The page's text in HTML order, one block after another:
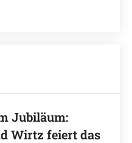
Jubiläum:
Wirtz feiert das